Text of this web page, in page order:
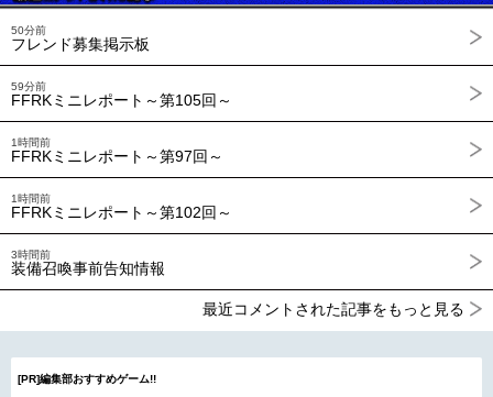
50分前
フレンド募集掲示板
59分前
FFRKミニレポート～第105回～
1時間前
FFRKミニレポート～第97回～
1時間前
FFRKミニレポート～第102回～
3時間前
装備召喚事前告知情報
最近コメントされた記事をもっと見る
[PR]編集部おすすめゲーム!!